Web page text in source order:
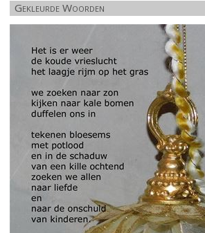
Gekleurde Woorden